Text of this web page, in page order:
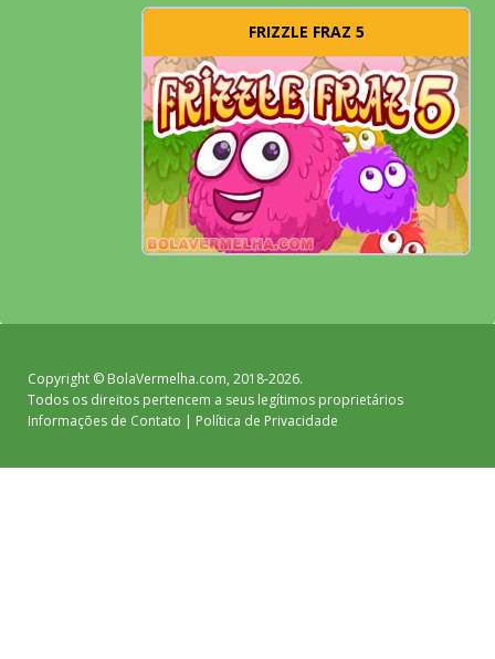
FRIZZLE FRAZ 5
Copyright © BolaVermelha.com, 2018-2026.
Todos os direitos pertencem a seus legítimos proprietários
Informações de Contato | Política de Privacidade